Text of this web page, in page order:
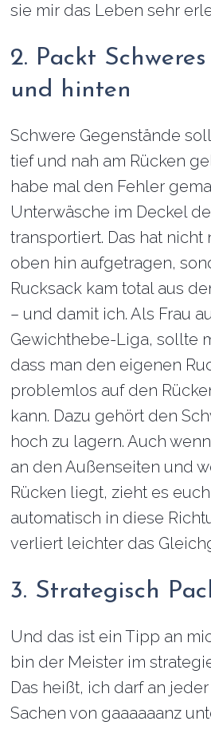
sie mir das Leben sehr
2. Packt
und hinten
Schwere Gegenstände
tief und nah am Rücken
habe mal den Fehler
Unterwäsche im Deckel
transportiert. Das hat
oben hin aufgetragen,
Rucksack kam total aus
– und damit ich. Als Frau
Gewichthebe-Liga, sollte
dass man den eigenen
problemlos auf den
kann. Dazu gehört den
hoch zu lagern. Auch
an den Außenseiten und
Rücken liegt, zieht es
automatisch in diese
verliert leichter das
3. Strategisch
Und das ist ein Tipp an
bin der Meister im
Das heißt, ich darf an
Sachen von gaaaaaanz